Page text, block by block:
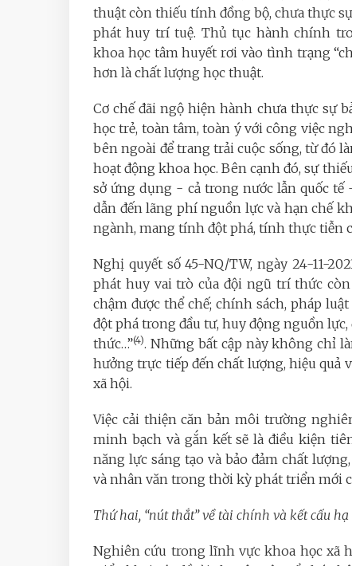
thuật còn thiếu tính đồng bộ, chưa thực
phát huy trí tuệ. Thủ tục hành chính
khoa học tâm huyết rơi vào tình trạng
hơn là chất lượng học thuật.
Cơ chế đãi ngộ hiện hành chưa thực sự
học trẻ, toàn tâm, toàn ý với công việc
bên ngoài để trang trải cuộc sống, từ đó
hoạt động khoa học. Bên cạnh đó, sự
sở ứng dụng - cả trong nước lẫn quốc
dẫn đến lãng phí nguồn lực và hạn chế
ngành, mang tính đột phá, tính thực tiễn
Nghị quyết số 45-NQ/TW, ngày 24-11-
phát huy vai trò của đội ngũ trí thức
chậm được thể chế; chính sách, pháp
đột phá trong đầu tư, huy động nguồn
thức…”(4). Những bất cập này không chỉ
hưởng trực tiếp đến chất lượng, hiệu quả
xã hội.
Việc cải thiện căn bản môi trường
minh bạch và gắn kết sẽ là điều kiện
năng lực sáng tạo và bảo đảm chất
và nhân văn trong thời kỳ phát triển mới
Thứ hai, “nút thắt” về tài chính và kết cấu
Nghiên cứu trong lĩnh vực khoa học xã